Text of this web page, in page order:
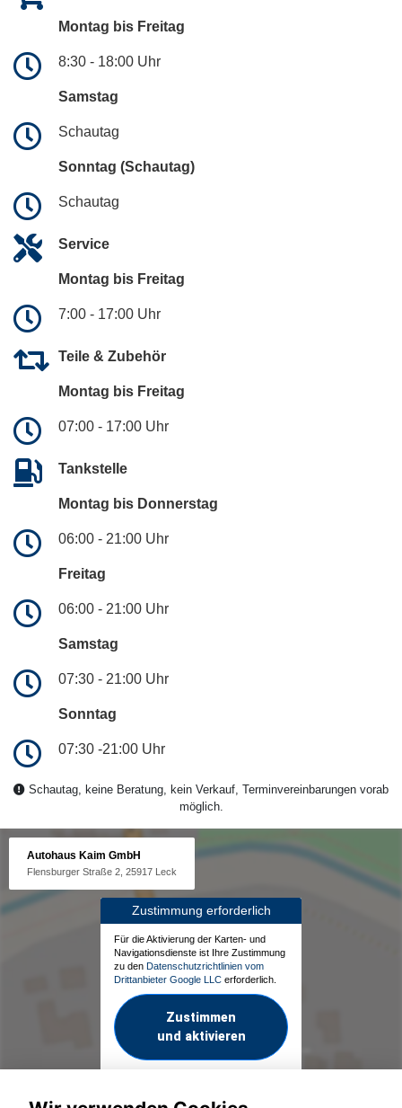
Montag bis Freitag
8:30 - 18:00 Uhr
Samstag
Schautag
Sonntag (Schautag)
Schautag
Service
Montag bis Freitag
7:00 - 17:00 Uhr
Teile & Zubehör
Montag bis Freitag
07:00 - 17:00 Uhr
Tankstelle
Montag bis Donnerstag
06:00 - 21:00 Uhr
Freitag
06:00 - 21:00 Uhr
Samstag
07:30 - 21:00 Uhr
Sonntag
07:30 -21:00 Uhr
Schautag, keine Beratung, kein Verkauf, Terminvereinbarungen vorab
möglich.
Autohaus Kaim GmbH
Flensburger Straße 2, 25917 Leck
Zustimmung erforderlich
Für die Aktivierung der Karten- und
Navigationsdienste ist Ihre Zustimmung
zu den Datenschutzrichtlinien vom
Drittanbieter Google LLC erforderlich.
Zustimmen
und aktivieren